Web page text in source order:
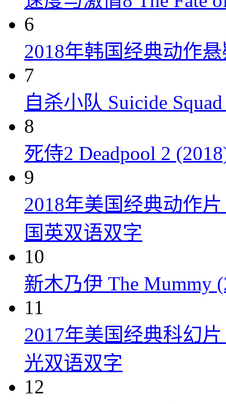
6
2018年韩国经典动作
7
自杀小队 Suicide
8
死侍2 Deadpool 2
9
2018年美国经典动作
国英双语双字
10
新木乃伊 The Mummy
11
2017年美国经典科幻
光双语双字
12